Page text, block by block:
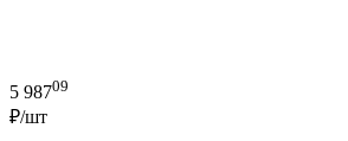
5 98709
₽/шт